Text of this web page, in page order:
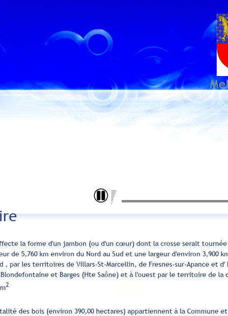
la forme d'un jambon (ou d'un cœur) dont la crosse serait tournée
de 5,760 km environ du Nord au Sud et une largeur d'environ 3,900
, par les territoires de Villars-St-Marcellin, de Fresnes-sur-Apance et
et Barges (Hte Saône) et à l'ouest par le territoire de la
2
des bois (environ 390,00 hectares) appartiennent à la Commune